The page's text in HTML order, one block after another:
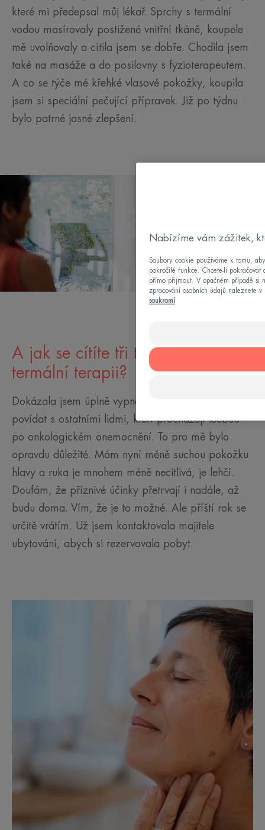
které mi předepsal můj lékař. Sprchy s termální
vodou masírovaly postižené vnitřní tkáně, koupele
mě uvolňovaly a cítila jsem se dobře. Chodila jsem
také na masáže a do posilovny s fyzioterapeutem.
A co se týče mé křehké vlasové pokožky, koupila
jsem si speciální pečující přípravek. Již po týdnu
bylo patrné jasné zlepšení.
A jak se cítíte tři týdny po této
termální terapii?
Dokázala jsem úplně vypnout. Mohla jsem si
povídat s ostatními lidmi, kteří procházejí léčbou
po onkologickém onemocnění. To pro mě bylo
opravdu důležité. Mám nyní méně suchou pokožku
hlavy a ruka je mnohem méně necitlivá, je lehčí.
Doufám, že příznivé účinky přetrvají i nadále, až
budu doma. Vím, že je to možné. Ale příští rok se
určitě vrátím. Už jsem kontaktovala majitele
ubytování, abych si rezervovala pobyt.
Nabízíme vám zážitek,
Soubory cookie používáme k tomu,
pokročilé funkce. Chcete-li pokračovat
přímo přijmout. V opačném případě si
zpracování osobních údajů naleznete
soukromí